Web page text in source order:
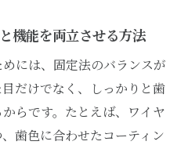
機能を両立させる方法
には、固定法のバランスが
だけでなく、しっかりと歯
らです。たとえば、ワイヤ
歯色に合わせたコーティン